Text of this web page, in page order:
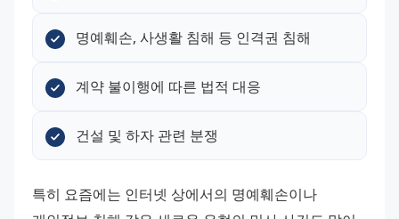
명예훼손, 사생활 침해 등 인격권 침해
계약 불이행에 따른 법적 대응
건설 및 하자 관련 분쟁
특히 요즘에는 인터넷 상에서의 명예훼손이나